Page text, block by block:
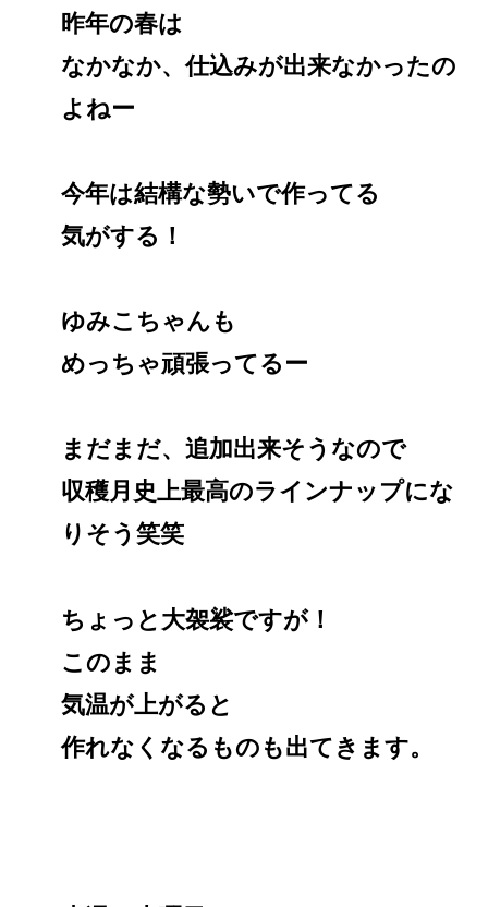
昨年の春は
なかなか、仕込みが出来なかったの
よねー
今年は結構な勢いで作ってる
気がする！
ゆみこちゃんも
めっちゃ頑張ってるー
まだまだ、追加出来そうなので
収穫月史上最高のラインナップにな
りそう笑笑
ちょっと大袈裟ですが！
このまま
気温が上がると
作れなくなるものも出てきます。